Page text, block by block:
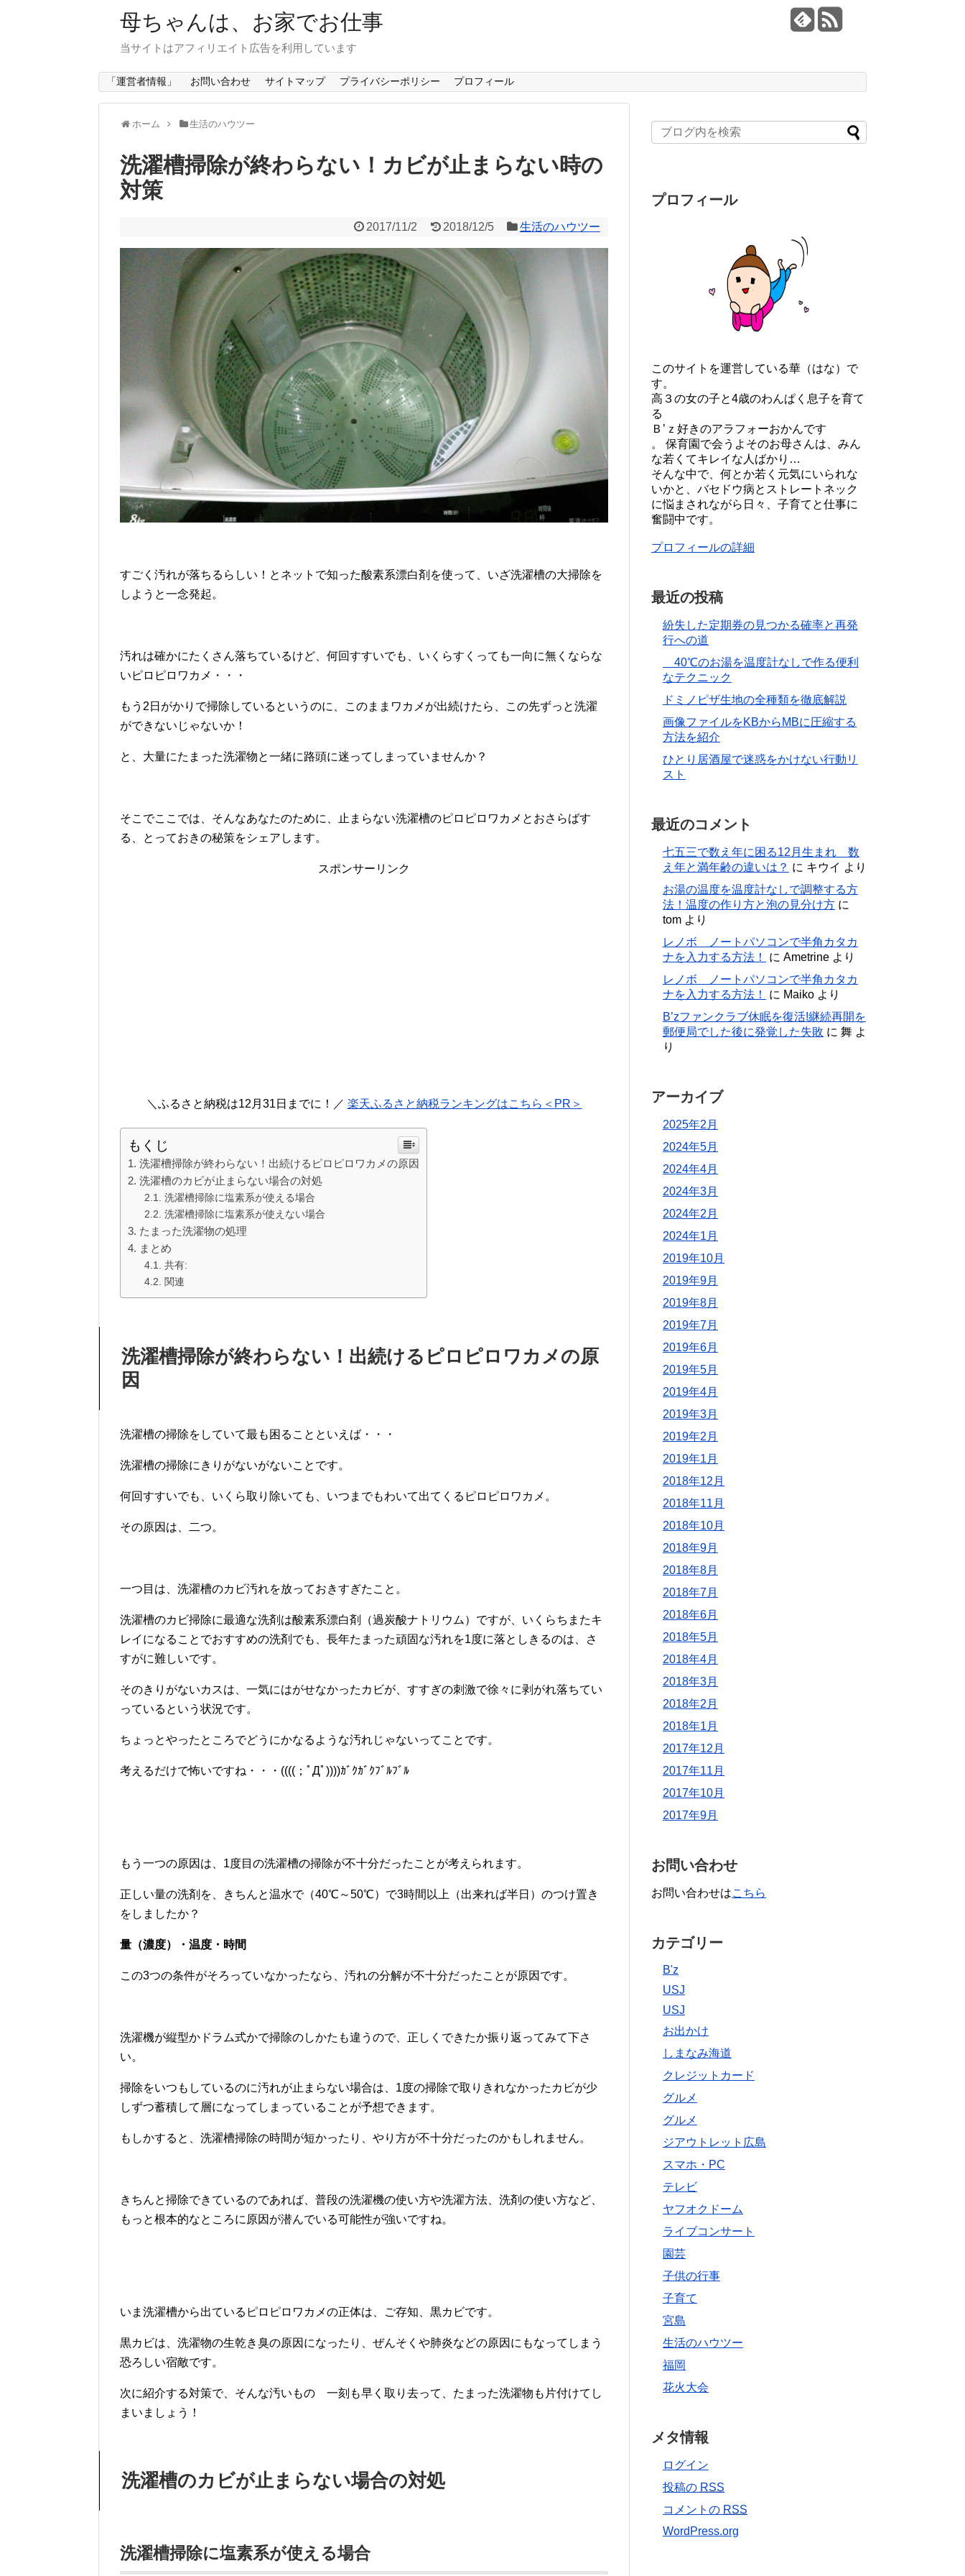
母ちゃんは、お家でお仕事
当サイトはアフィリエイト広告を利用しています
「運営者情報」 お問い合わせ サイトマップ プライバシーポリシー プロフィール
ホーム 生活のハウツー
洗濯槽掃除が終わらない！カビが止まらない時の
対策
2017/11/2 2018/12/5 生活のハウツー
すごく汚れが落ちるらしい！とネットで知った酸素系漂白剤を使って、いざ洗濯槽の大掃除を
しようと一念発起。
汚れは確かにたくさん落ちているけど、何回すすいでも、いくらすくっても一向に無くならな
いピロピロワカメ・・・
もう2日がかりで掃除しているというのに、このままワカメが出続けたら、この先ずっと洗濯
ができないじゃないか！
と、大量にたまった洗濯物と一緒に路頭に迷ってしまっていませんか？
そこでここでは、そんなあなたのために、止まらない洗濯槽のピロピロワカメとおさらばす
る、とっておきの秘策をシェアします。
スポンサーリンク
＼ふるさと納税は12月31日までに！／ 楽天ふるさと納税ランキングはこちら＜PR＞
もくじ
洗濯槽掃除が終わらない！出続けるピロピロワカメの原因
洗濯槽のカビが止まらない場合の対処
洗濯槽掃除に塩素系が使える場合
洗濯槽掃除に塩素系が使えない場合
たまった洗濯物の処理
まとめ
共有:
関連
洗濯槽掃除が終わらない！出続けるピロピロワカメの原
因
洗濯槽の掃除をしていて最も困ることといえば・・・
洗濯槽の掃除にきりがないがないことです。
何回すすいでも、いくら取り除いても、いつまでもわいて出てくるピロピロワカメ。
その原因は、二つ。
一つ目は、洗濯槽のカビ汚れを放っておきすぎたこと。
洗濯槽のカビ掃除に最適な洗剤は酸素系漂白剤（過炭酸ナトリウム）ですが、いくらちまたキ
レイになることでおすすめの洗剤でも、長年たまった頑固な汚れを1度に落としきるのは、さ
すがに難しいです。
そのきりがないカスは、一気にはがせなかったカビが、すすぎの刺激で徐々に剥がれ落ちてい
っているという状況です。
ちょっとやったところでどうにかなるような汚れじゃないってことです。
考えるだけで怖いですね・・・((((；ﾟДﾟ))))ｶﾞｸｶﾞｸﾌﾞﾙﾌﾞﾙ
もう一つの原因は、1度目の洗濯槽の掃除が不十分だったことが考えられます。
正しい量の洗剤を、きちんと温水で（40℃～50℃）で3時間以上（出来れば半日）のつけ置き
をしましたか？
量（濃度）・温度・時間
この3つの条件がそろっていなかったなら、汚れの分解が不十分だったことが原因です。
洗濯機が縦型かドラム式かで掃除のしかたも違うので、正しくできたか振り返ってみて下さ
い。
掃除をいつもしているのに汚れが止まらない場合は、1度の掃除で取りきれなかったカビが少
しずつ蓄積して層になってしまっていることが予想できます。
もしかすると、洗濯槽掃除の時間が短かったり、やり方が不十分だったのかもしれません。
きちんと掃除できているのであれば、普段の洗濯機の使い方や洗濯方法、洗剤の使い方など、
もっと根本的なところに原因が潜んでいる可能性が強いですね。
いま洗濯槽から出ているピロピロワカメの正体は、ご存知、黒カビです。
黒カビは、洗濯物の生乾き臭の原因になったり、ぜんそくや肺炎などの原因にもなってしまう
恐ろしい宿敵です。
次に紹介する対策で、そんな汚いもの 一刻も早く取り去って、たまった洗濯物も片付けてし
まいましょう！
洗濯槽のカビが止まらない場合の対処
洗濯槽掃除に塩素系が使える場合
プロフィール
このサイトを運営している華（はな）で
す。
高３の女の子と4歳のわんぱく息子を育て
る
Ｂ’ｚ好きのアラフォーおかんです
。 保育園で会うよそのお母さんは、みん
な若くてキレイな人ばかり…
そんな中で、何とか若く元気にいられな
いかと、バセドウ病とストレートネック
に悩まされながら日々、子育てと仕事に
奮闘中です。
プロフィールの詳細
最近の投稿
紛失した定期券の見つかる確率と再発
行への道
40℃のお湯を温度計なしで作る便利
なテクニック
ドミノピザ生地の全種類を徹底解説
画像ファイルをKBからMBに圧縮する
方法を紹介
ひとり居酒屋で迷惑をかけない行動リ
スト
最近のコメント
七五三で数え年に困る12月生まれ 数
え年と満年齢の違いは？ に キウイ より
お湯の温度を温度計なしで調整する方
法！温度の作り方と泡の見分け方 に
tom より
レノボ ノートパソコンで半角カタカ
ナを入力する方法！
に Ametrine より
レノボ ノートパソコンで半角カタカ
ナを入力する方法！
に Maiko より
B’zファンクラブ休眠を復活!継続再開を
郵便局でした後に発覚した失敗 に 舞 よ
り
アーカイブ
2025年2月
2024年5月
2024年4月
2024年3月
2024年2月
2024年1月
2019年10月
2019年9月
2019年8月
2019年7月
2019年6月
2019年5月
2019年4月
2019年3月
2019年2月
2019年1月
2018年12月
2018年11月
2018年10月
2018年9月
2018年8月
2018年7月
2018年6月
2018年5月
2018年4月
2018年3月
2018年2月
2018年1月
2017年12月
2017年11月
2017年10月
2017年9月
お問い合わせ
お問い合わせはこちら
カテゴリー
B'z
USJ
USJ
お出かけ
しまなみ海道
クレジットカード
グルメ
グルメ
ジアウトレット広島
スマホ・PC
テレビ
ヤフオクドーム
ライブコンサート
園芸
子供の行事
子育て
宮島
生活のハウツー
福岡
花火大会
メタ情報
ログイン
投稿の RSS
コメントの RSS
WordPress.org